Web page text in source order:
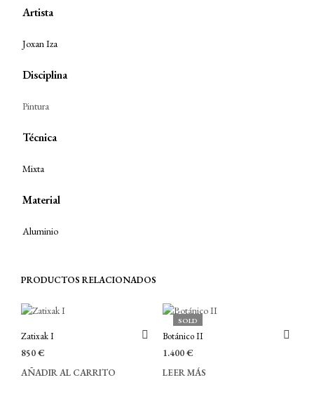
Artista
Joxan Iza
Disciplina
Pintura
Técnica
Mixta
Material
Aluminio
PRODUCTOS RELACIONADOS
Zatixak I
850€
AÑADIR AL CARRITO
SOLD
Botánico II
1.400€
LEER MÁS